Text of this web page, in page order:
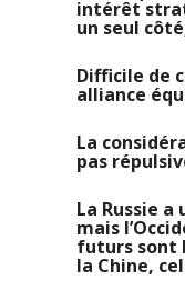
intérêt
un seul
Difficile de
alliance
La
pas
La Russie
mais
futurs sont
la Chine,